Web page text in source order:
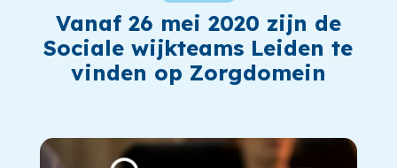
Vanaf 26 mei 2020 zijn de
Sociale wijkteams Leiden te
vinden op Zorgdomein